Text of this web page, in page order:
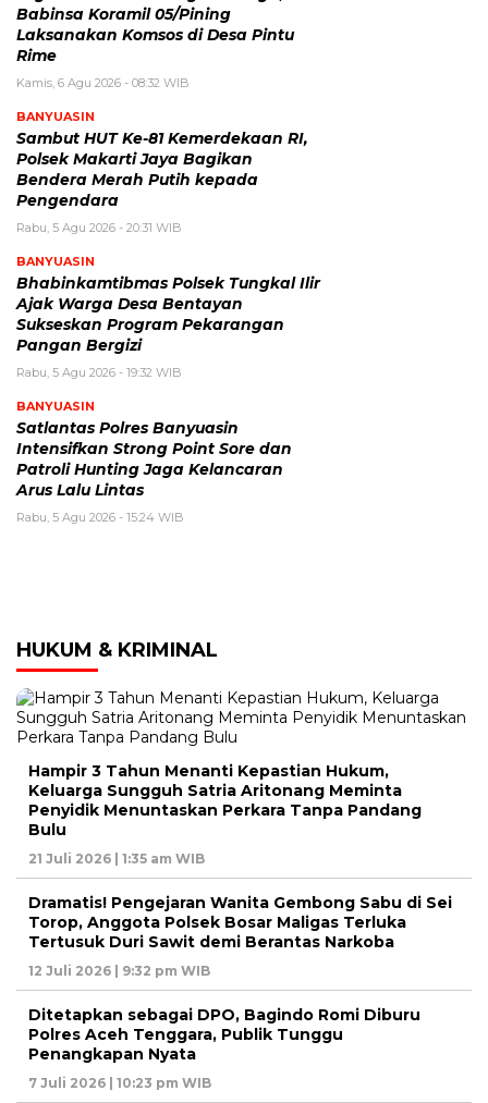
Babinsa Koramil 05/Pining
Laksanakan Komsos di Desa Pintu
Rime
Kamis, 6 Agu 2026 - 08:32 WIB
BANYUASIN
Sambut HUT Ke-81 Kemerdekaan RI,
Polsek Makarti Jaya Bagikan
Bendera Merah Putih kepada
Pengendara
Rabu, 5 Agu 2026 - 20:31 WIB
BANYUASIN
Bhabinkamtibmas Polsek Tungkal Ilir
Ajak Warga Desa Bentayan
Sukseskan Program Pekarangan
Pangan Bergizi
Rabu, 5 Agu 2026 - 19:32 WIB
BANYUASIN
Satlantas Polres Banyuasin
Intensifkan Strong Point Sore dan
Patroli Hunting Jaga Kelancaran
Arus Lalu Lintas
Rabu, 5 Agu 2026 - 15:24 WIB
HUKUM & KRIMINAL
Hampir 3 Tahun Menanti Kepastian Hukum,
Keluarga Sungguh Satria Aritonang Meminta
Penyidik Menuntaskan Perkara Tanpa Pandang
Bulu
21 Juli 2026 | 1:35 am WIB
Dramatis! Pengejaran Wanita Gembong Sabu di Sei
Torop, Anggota Polsek Bosar Maligas Terluka
Tertusuk Duri Sawit demi Berantas Narkoba
12 Juli 2026 | 9:32 pm WIB
Ditetapkan sebagai DPO, Bagindo Romi Diburu
Polres Aceh Tenggara, Publik Tunggu
Penangkapan Nyata
7 Juli 2026 | 10:23 pm WIB